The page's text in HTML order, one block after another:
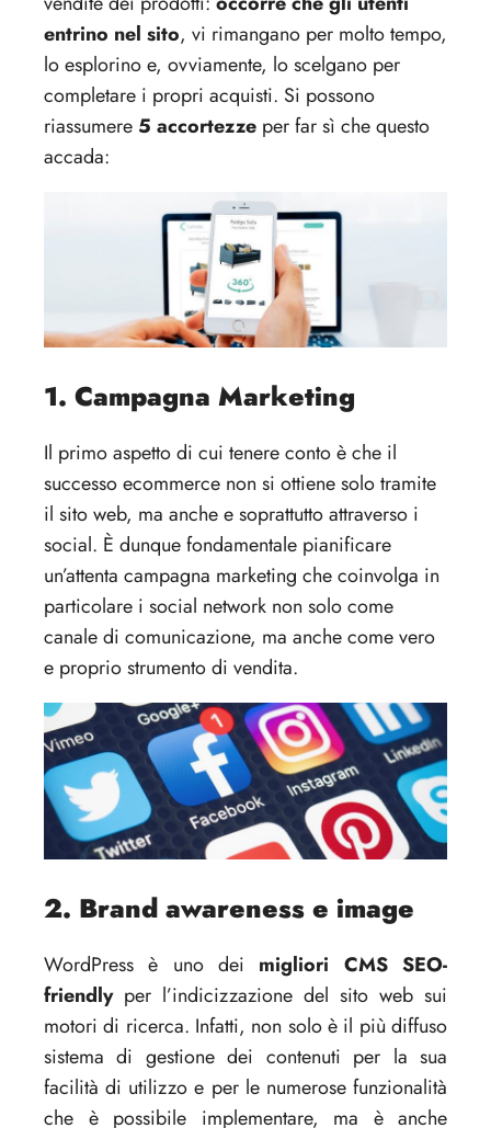
entrino nel sito, vi rimangano per molto tempo,
lo esplorino e, ovviamente, lo scelgano per
completare i propri acquisti. Si possono
riassumere 5 accortezze per far sì che questo
accada:
1. Campagna Marketing
Il primo aspetto di cui tenere conto è che il
successo ecommerce non si ottiene solo tramite
il sito web, ma anche e soprattutto attraverso i
social. È dunque fondamentale pianificare
un’attenta campagna marketing che coinvolga in
particolare i social network non solo come
canale di comunicazione, ma anche come vero
e proprio strumento di vendita.
2. Brand awareness e image
WordPress è uno dei migliori CMS SEO-
friendlyper l’indicizzazione del sito web sui
motori di ricerca. Infatti, non solo è il più diffuso
sistema di gestione dei contenuti per la sua
facilità di utilizzo e per le numerose funzionalità
che è possibile implementare, ma è anche